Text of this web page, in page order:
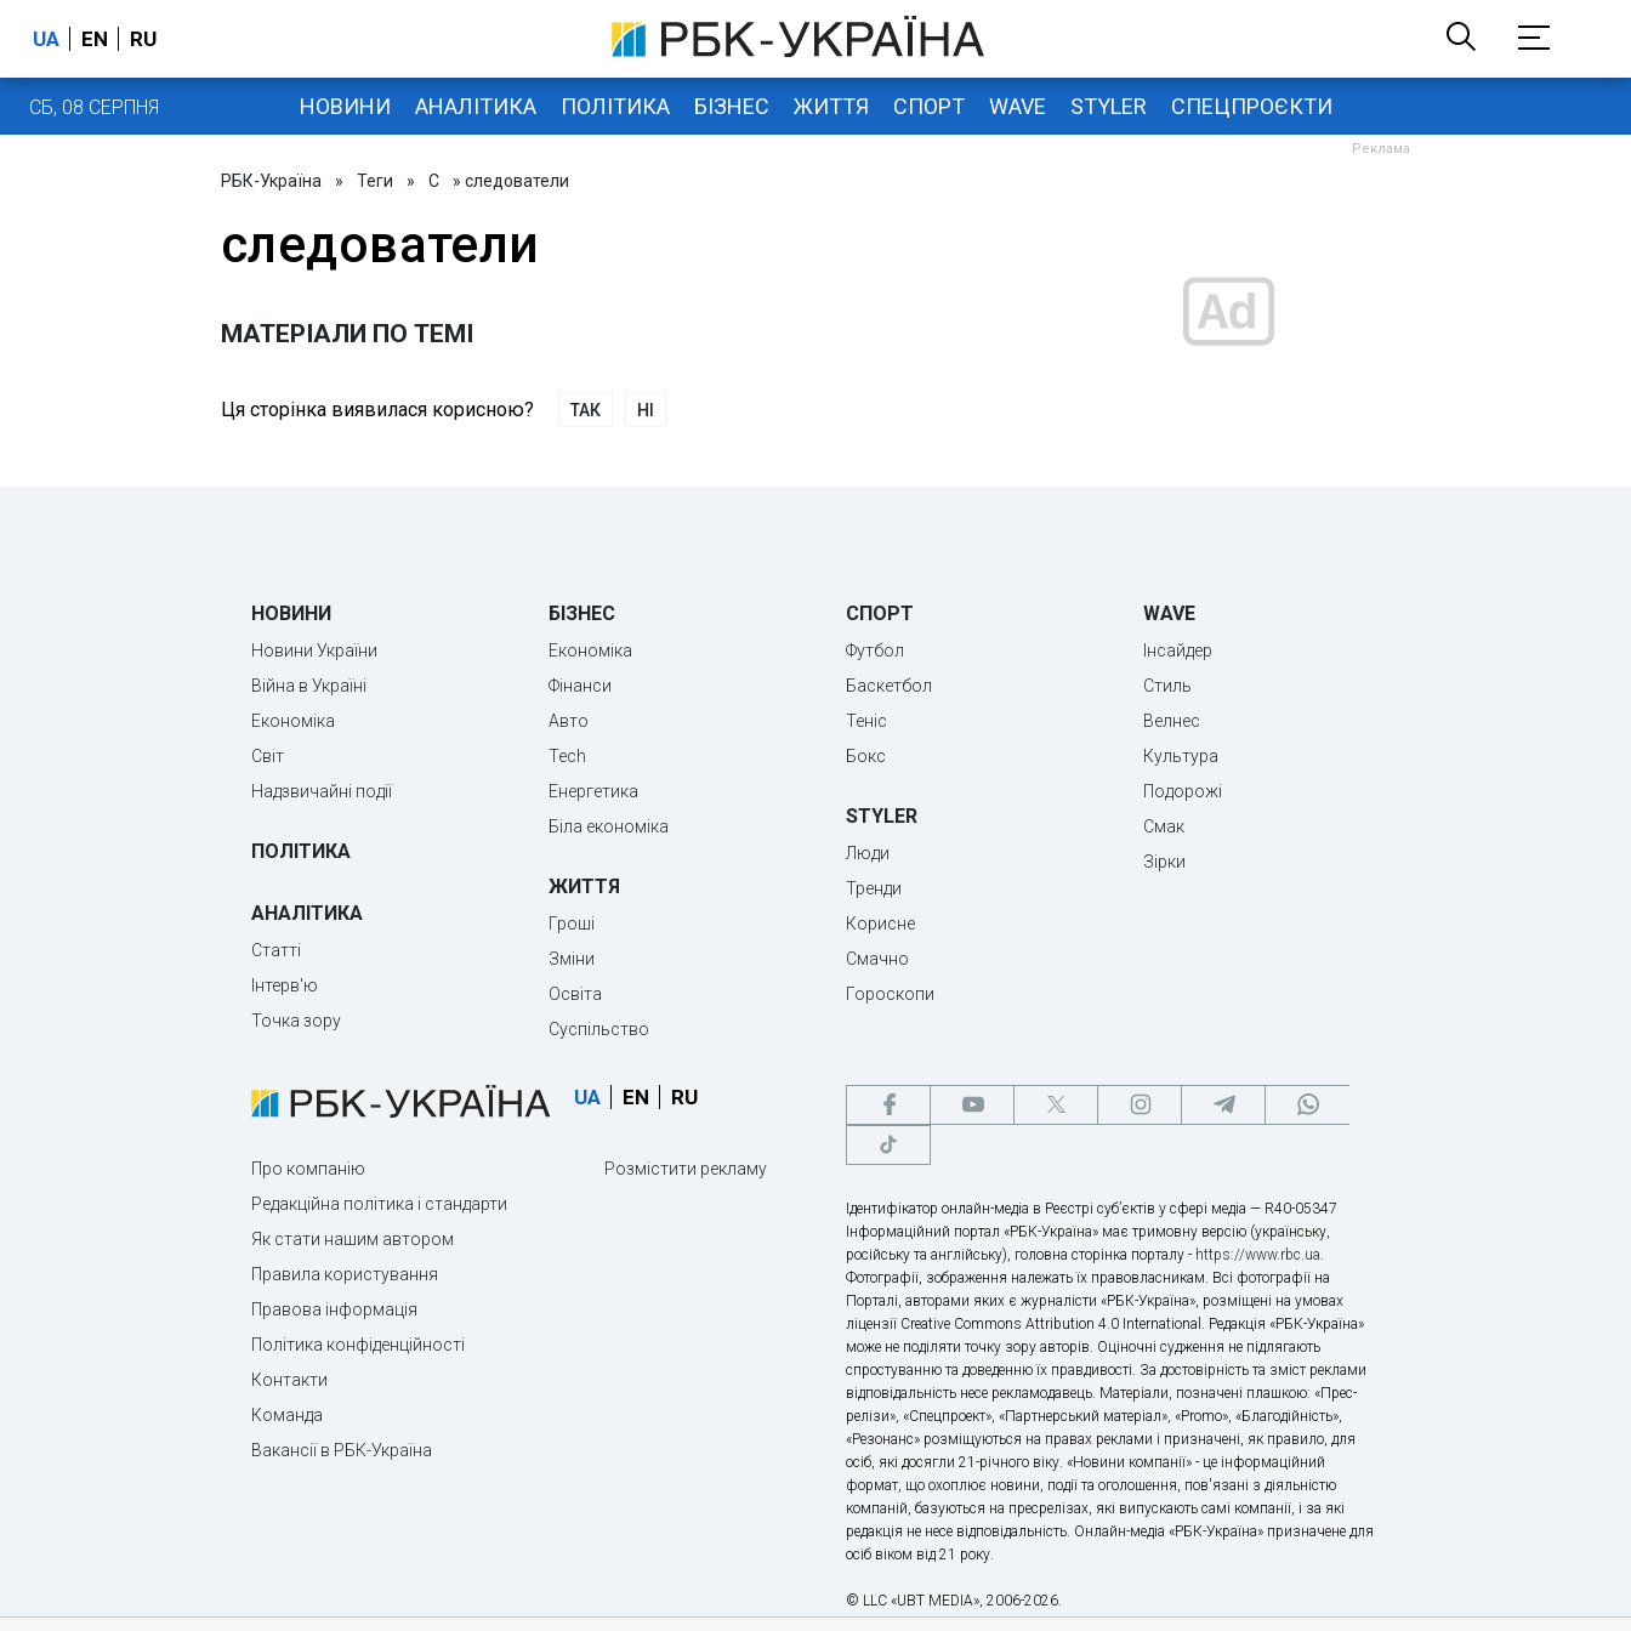
UA EN RU
СБ, 08 СЕРПНЯ НОВИНИ АНАЛІТИКА ПОЛІТИКА БІЗНЕС ЖИТТЯ СПОРТ WAVE STYLER СПЕЦПРОЄКТИ
РБК-Україна » Теги » С » следователи
следователи
МАТЕРІАЛИ ПО ТЕМІ
Ця сторінка виявилася корисною? ТАК НІ
НОВИНИ
Новини України
Війна в Україні
Економіка
Світ
Надзвичайні події
ПОЛІТИКА
АНАЛІТИКА
Статті
Інтерв'ю
Точка зору
БІЗНЕС
Економіка
Фінанси
Авто
Tech
Енергетика
Біла економіка
ЖИТТЯ
Гроші
Зміни
Освіта
Суспільство
СПОРТ
Футбол
Баскетбол
Теніс
Бокс
STYLER
Люди
Тренди
Корисне
Смачно
Гороскопи
WAVE
Інсайдер
Стиль
Велнес
Культура
Подорожі
Смак
Зірки
UA EN RU
Про компанію
Редакційна політика і стандарти
Як стати нашим автором
Правила користування
Правова інформація
Політика конфіденційності
Контакти
Команда
Вакансії в РБК-Україна
Розмістити рекламу
Ідентифікатор онлайн-медіа в Реєстрі суб’єктів у сфері медіа — R40-05347
Інформаційний портал «РБК-Україна» має тримовну версію (українську,
російську та англійську), головна сторінка порталу - https://www.rbc.ua.
Фотографії, зображення належать їх правовласникам. Всі фотографії на
Порталі, авторами яких є журналісти «РБК-Україна», розміщені на умовах
ліцензії Creative Commons Attribution 4.0 International. Редакція «РБК-Україна»
може не поділяти точку зору авторів. Оціночні судження не підлягають
спростуванню та доведенню їх правдивості. За достовірність та зміст реклами
відповідальність несе рекламодавець. Матеріали, позначені плашкою: «Прес-
релізи», «Спецпроект», «Партнерський матеріал», «Promo», «Благодійність»,
«Резонанс» розміщуються на правах реклами і призначені, як правило, для
осіб, які досягли 21-річного віку. «Новини компанії» - це інформаційний
формат, що охоплює новини, події та оголошення, пов'язані з діяльністю
компаній, базуються на пресрелізах, які випускають самі компанії, і за які
редакція не несе відповідальність. Онлайн-медіа «РБК-Україна» призначене для
осіб віком від 21 року.
© LLC «UBT MEDIA», 2006-2026.